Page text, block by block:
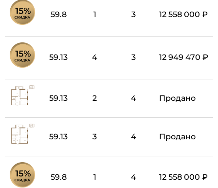
59.8 1 3 12 558 000 ₽
59.13 4 3 12 949 470 ₽
59.13 2 4 Продано
59.13 3 4 Продано
59.8 1 4 12 558 000 ₽